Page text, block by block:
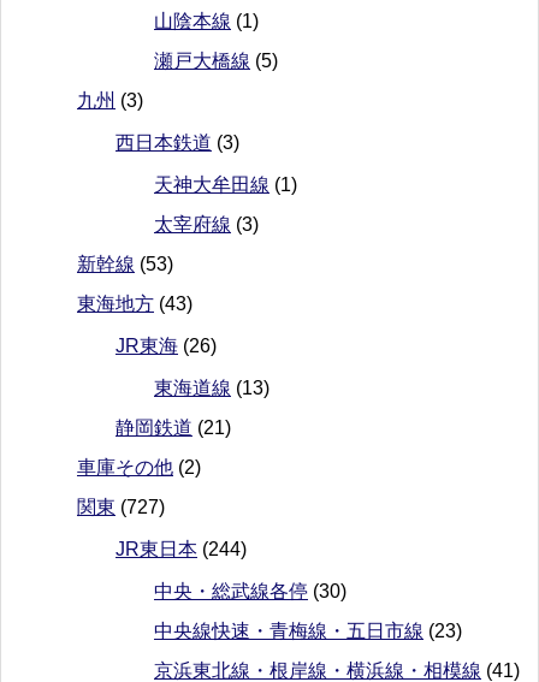
山陰本線 (1)
瀬戸大橋線 (5)
九州 (3)
西日本鉄道 (3)
天神大牟田線 (1)
太宰府線 (3)
新幹線 (53)
東海地方 (43)
JR東海 (26)
東海道線 (13)
静岡鉄道 (21)
車庫その他 (2)
関東 (727)
JR東日本 (244)
中央・総武線各停 (30)
中央線快速・青梅線・五日市線 (23)
京浜東北線・根岸線・横浜線・相模線 (41)